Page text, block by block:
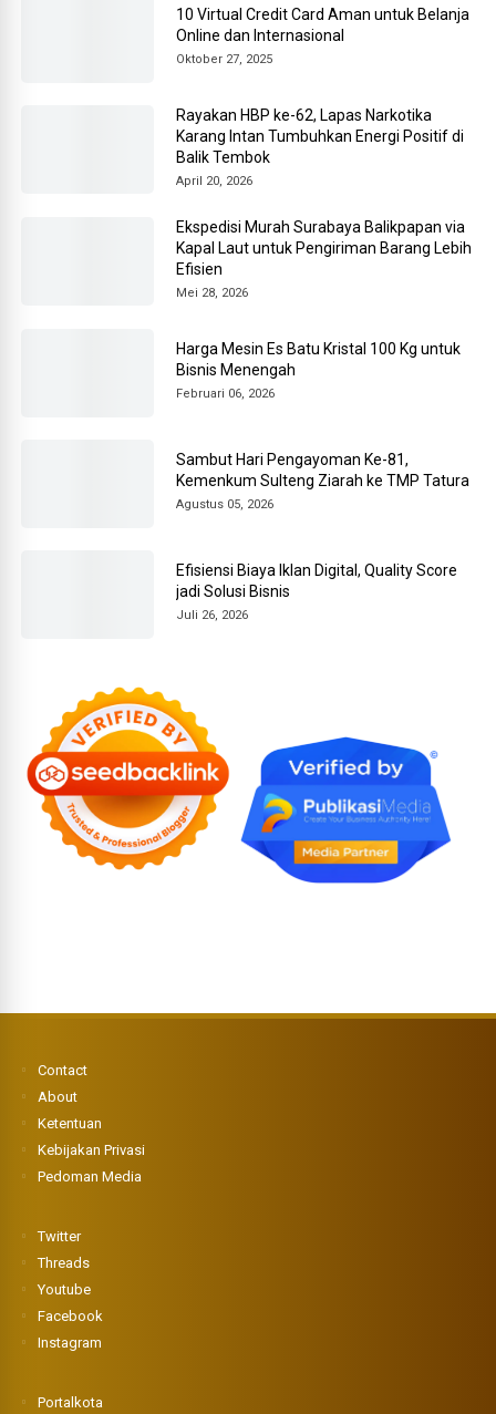
10 Virtual Credit Card Aman untuk Belanja
Online dan Internasional
Oktober 27, 2025
Rayakan HBP ke-62, Lapas Narkotika
Karang Intan Tumbuhkan Energi Positif di
Balik Tembok
April 20, 2026
Ekspedisi Murah Surabaya Balikpapan via
Kapal Laut untuk Pengiriman Barang Lebih
Efisien
Mei 28, 2026
Harga Mesin Es Batu Kristal 100 Kg untuk
Bisnis Menengah
Februari 06, 2026
Sambut Hari Pengayoman Ke-81,
Kemenkum Sulteng Ziarah ke TMP Tatura
Agustus 05, 2026
Efisiensi Biaya Iklan Digital, Quality Score
jadi Solusi Bisnis
Juli 26, 2026
Contact
About
Ketentuan
Kebijakan Privasi
Pedoman Media
Twitter
Threads
Youtube
Facebook
Instagram
Portalkota